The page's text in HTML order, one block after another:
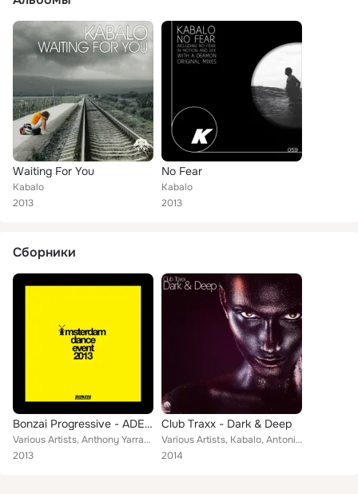
Waiting For You
Kabalo
2013
No Fear
Kabalo
2013
Сборники
Bonzai Progressive - ADE 2013
Various Artists, Anthony Yarranton, Zolex, JR From Dallas and Lurob, Jusa, Sa.Du, John Scott, The Revolving Junkie, Oz Romita an...
2013
Club Traxx - Dark & Deep
Various Artists, Kabalo, Antonio Citarella, Yuriy From Russia, Ego Progressus, Pierre Zamyatin, deepAlexander, Sa.Du, The Revolv...
2014